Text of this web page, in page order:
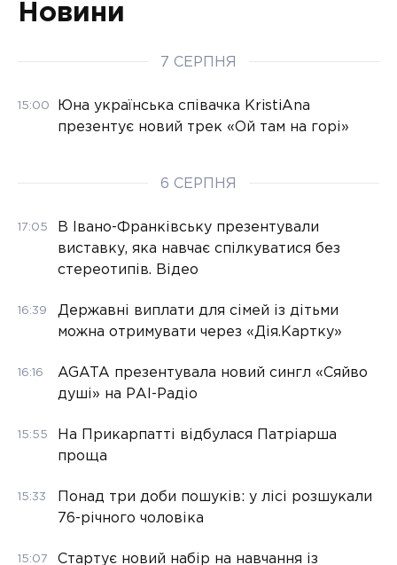
Новини
7 СЕРПНЯ
15:00
Юна українська співачка KristiAna
презентує новий трек «Ой там на горі»
6 СЕРПНЯ
17:05
В Івано-Франківську презентували
виставку, яка навчає спілкуватися без
стереотипів. Відео
16:39
Державні виплати для сімей із дітьми
можна отримувати через «Дія.Картку»
16:16
AGATA презентувала новий сингл «Сяйво
душі» на РАІ-Радіо
15:55
На Прикарпатті відбулася Патріарша
проща
15:33
Понад три доби пошуків: у лісі розшукали
76-річного чоловіка
15:07 Стартує новий набір на навчання із